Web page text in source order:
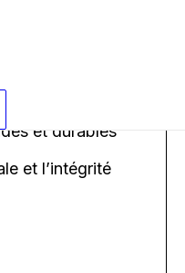
et durables
et l’intégrité